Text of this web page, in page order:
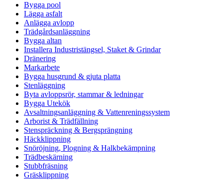
Bygga pool
Lägga asfalt
Anlägga avlopp
Trädgårdsanläggning
Bygga altan
Installera Industristängsel, Staket & Grindar
Dränering
Markarbete
Bygga husgrund & gjuta platta
Stenläggning
Byta avloppsrör, stammar & ledningar
Bygga Utekök
Avsaltningsanläggning & Vattenreningssystem
Arborist & Trädfällning
Stenspräckning & Bergsprängning
Häckklippning
Snöröjning, Plogning & Halkbekämpning
Trädbeskärning
Stubbfräsning
Gräsklippning